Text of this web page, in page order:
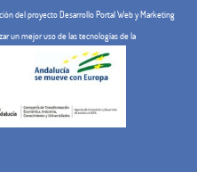
del proyecto Desarrollo Portal Web y Marketing
un mejor uso de las tecnologías de la